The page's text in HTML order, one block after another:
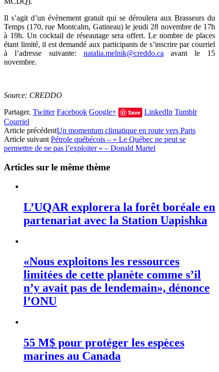
Il s’agit d’un évènement gratuit qui se déroulera aux Brasseurs du
Temps (170, rue Montcalm, Gatineau) le jeudi 28 novembre de 17h
à 19h. Un cocktail de réseautage sera offert. Le nombre de places
étant limité, il est demandé aux participants de s’inscrire par courriel
à l’adresse suivante: natalia.melnik@creddo.ca avant le 15
novembre.
Source: CREDDO
Partager. Twitter Facebook Google+ Save LinkedIn Tumblr
Courriel
Article précédentUn momentum climatique en route vers Paris
Article suivant Pétrole québécois – « Le Québec ne peut se
permettre de ne pas l’exploiter » – Donald Martel
Articles sur le même thème
L’UQAR explorera la forêt boréale en
partenariat avec la Station Uapishka
«Nous exploitons les ressources
limitées de cette planète comme s’il
n’y avait pas de lendemain», dénonce
l’ONU
55 M$ pour protéger les espèces
marines au Canada